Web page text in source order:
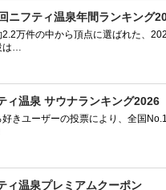
ニフティ温泉年間ランキング
2.2万件の中から頂点に選ばれた、
は…
ィ温泉 サウナランキング2026
好きユーザーの投票により、全国
ィ温泉プレミアムクーポン